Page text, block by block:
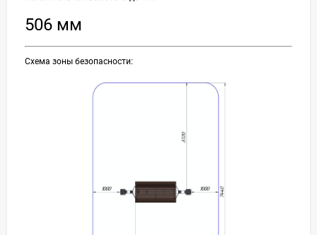
506 мм
Схема зоны безопасности: